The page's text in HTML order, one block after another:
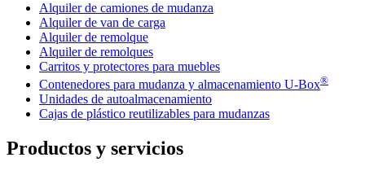
Alquiler de camiones de mudanza
Alquiler de van de carga
Alquiler de remolque
Alquiler de remolques
Carritos y protectores para muebles
Contenedores para mudanza y almacenamiento U-Box®
Unidades de autoalmacenamiento
Cajas de plástico reutilizables para mudanzas
Productos y servicios